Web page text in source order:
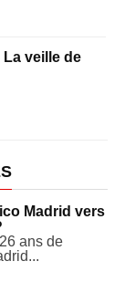
La veille de
Madrid vers
ans de